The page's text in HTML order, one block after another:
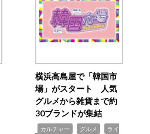
横浜高島屋で「韓国市
場」がスタート 人気
グルメから雑貨まで約
30ブランドが集結
カルチャー グルメ
ライ